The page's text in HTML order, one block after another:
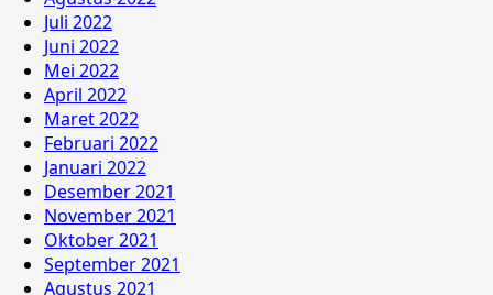
Juli 2022
Juni 2022
Mei 2022
April 2022
Maret 2022
Februari 2022
Januari 2022
Desember 2021
November 2021
Oktober 2021
September 2021
Agustus 2021